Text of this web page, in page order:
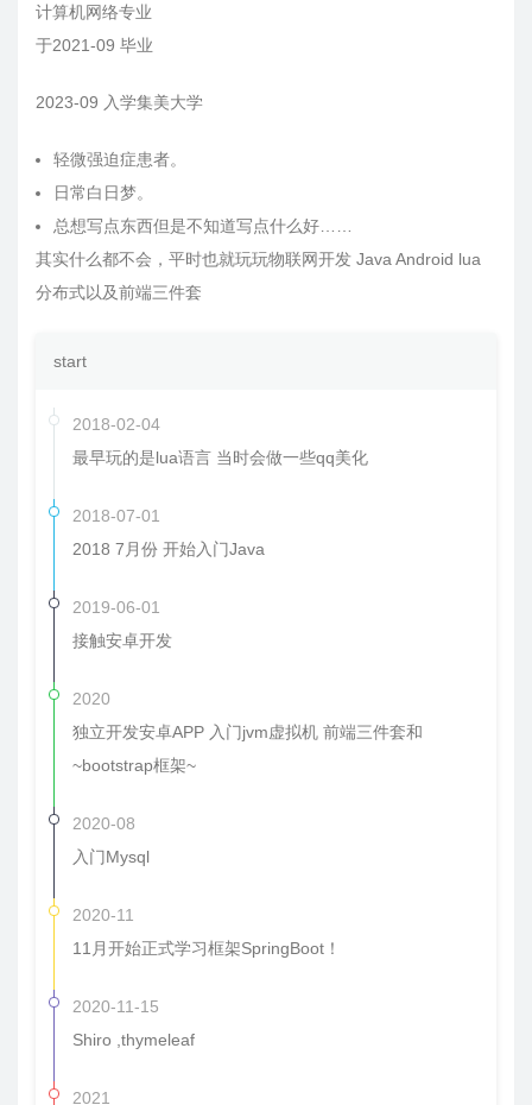
计算机网络专业
于2021-09 毕业
2023-09 入学集美大学
轻微强迫症患者。
日常白日梦。
总想写点东西但是不知道写点什么好……
其实什么都不会，平时也就玩玩物联网开发 Java Android lua
分布式以及前端三件套
start
2018-02-04
最早玩的是lua语言 当时会做一些qq美化
2018-07-01
2018 7月份 开始入门Java
2019-06-01
接触安卓开发
2020
独立开发安卓APP 入门jvm虚拟机 前端三件套和
~bootstrap框架~
2020-08
入门Mysql
2020-11
11月开始正式学习框架SpringBoot！
2020-11-15
Shiro ,thymeleaf
2021